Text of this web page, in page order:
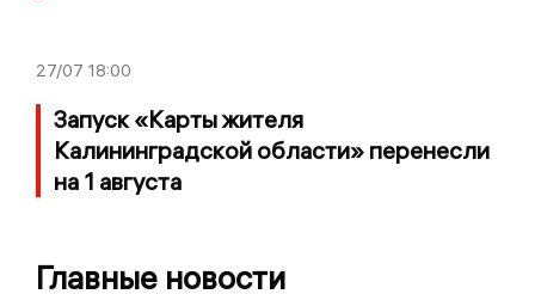
27/07 18:00
Запуск «Карты жителя
Калининградской области» перенесли
на 1 августа
Главные новости